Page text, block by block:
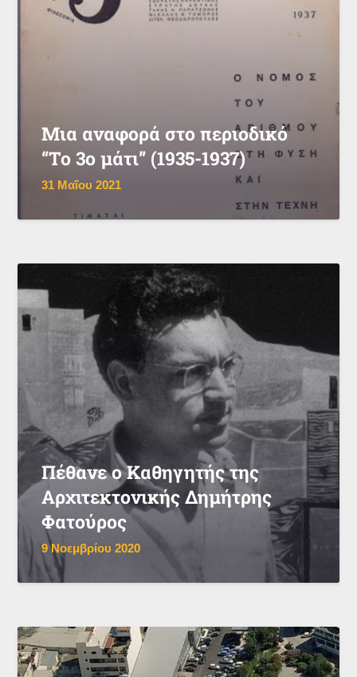
Μια αναφορά στο περιοδικό
“Το 3ο μάτι” (1935-1937)
31 Μαΐου 2021
Πέθανε ο Καθηγητής της
Αρχιτεκτονικής Δημήτρης
Φατούρος
9 Νοεμβρίου 2020